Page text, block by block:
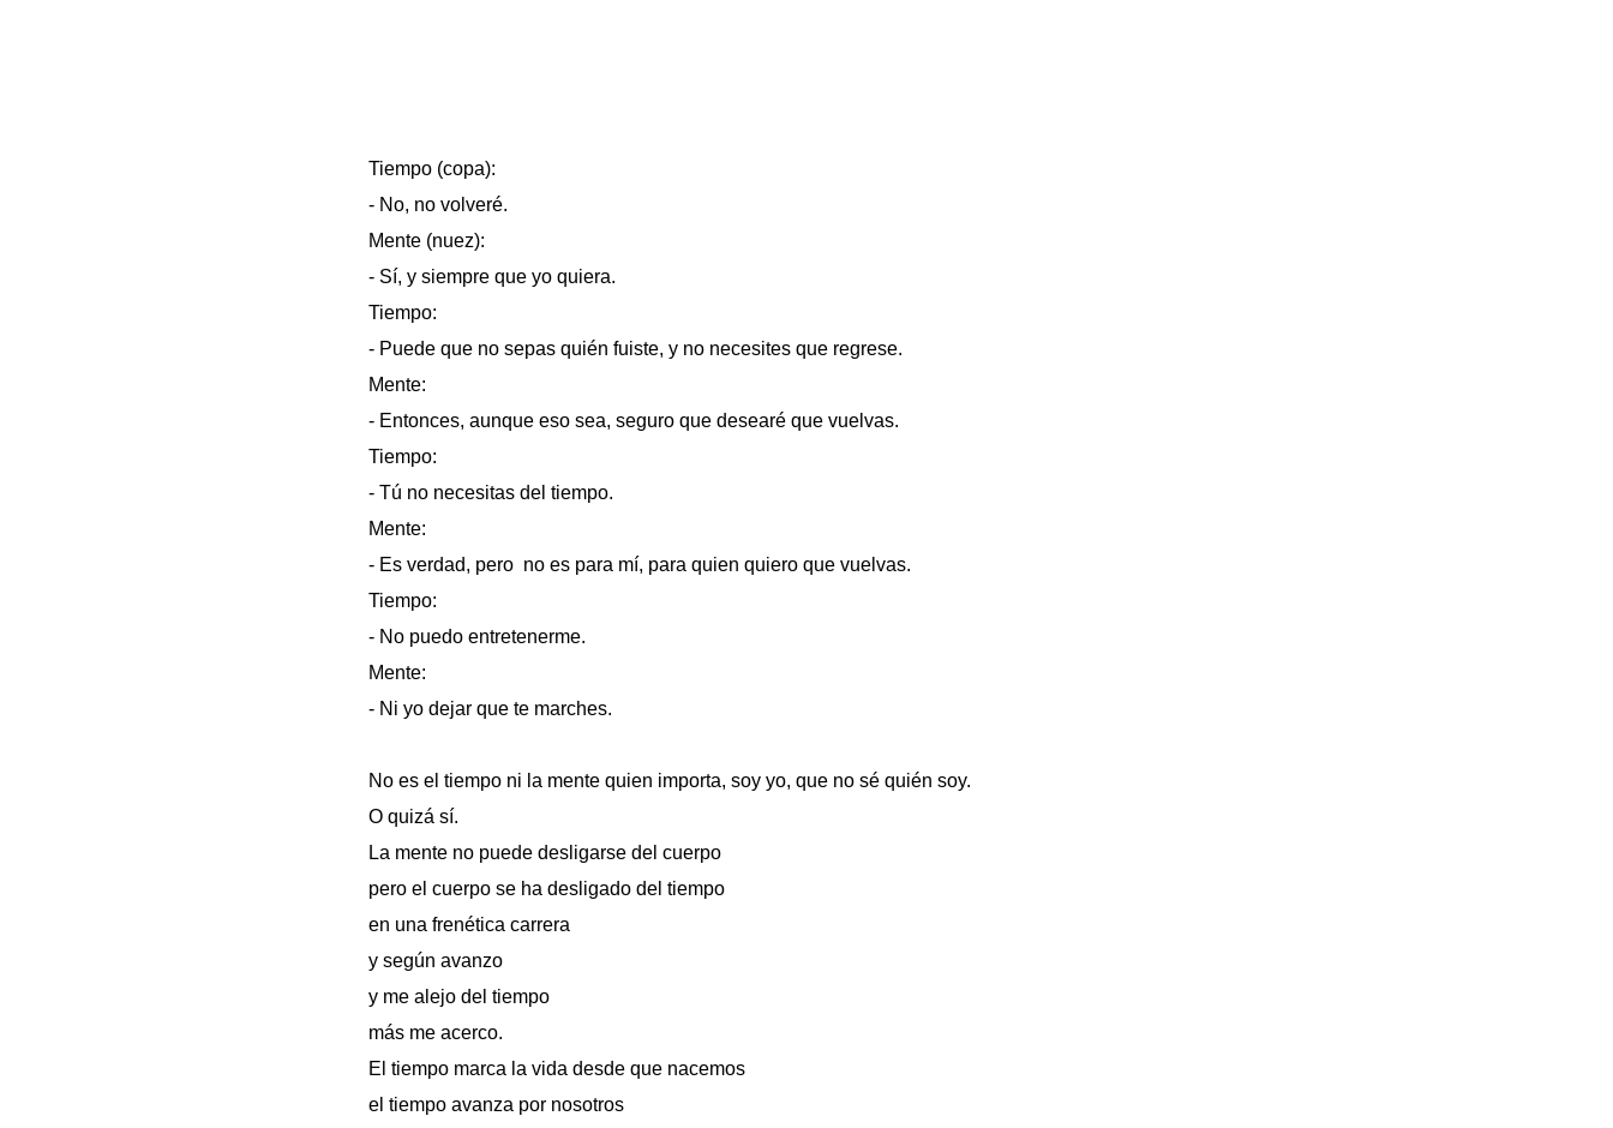
Tiempo (copa):
- No, no volveré.
Mente (nuez):
- Sí, y siempre que yo quiera.
Tiempo:
- Puede que no sepas quién fuiste, y no necesites que regrese.
Mente:
- Entonces, aunque eso sea, seguro que desearé que vuelvas.
Tiempo:
- Tú no necesitas del tiempo.
Mente:
- Es verdad, pero no es para mí, para quien quiero que vuelvas.
Tiempo:
- No puedo entretenerme.
Mente:
- Ni yo dejar que te marches.
No es el tiempo ni la mente quien importa, soy yo, que no sé quién soy.
O quizá sí.
La mente no puede desligarse del cuerpo
pero el cuerpo se ha desligado del tiempo
en una frenética carrera
y según avanzo
y me alejo del tiempo
más me acerco.
El tiempo marca la vida desde que nacemos
el tiempo avanza por nosotros